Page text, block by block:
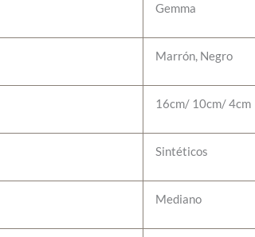
Gemma
Marrón, Negro
16cm/ 10cm/ 4cm
Sintéticos
Mediano